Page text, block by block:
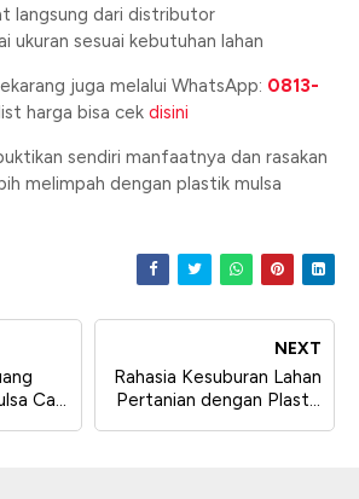
langsung dari distributor
ukuran sesuai kebutuhan lahan
juga melalui WhatsApp: 0813-
harga bisa cek disini
sendiri manfaatnya dan rasakan
melimpah dengan plastik mulsa
NEXT
Rahasia Kesuburan Lahan
Pertanian dengan Plastik
Cap